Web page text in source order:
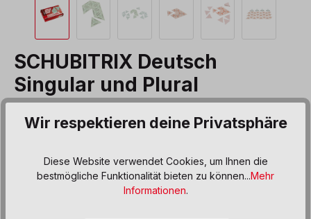
SCHUBITRIX Deutsch
Singular und Plural
Produktnummer: 556154
Preise inkl. MwSt. zzgl. Versand- bzw. Frachtkosten
Wir respektieren deine Privatsphäre
Diese Website verwendet Cookies, um Ihnen die
bestmögliche Funktionalität bieten zu können...Mehr
Informationen.